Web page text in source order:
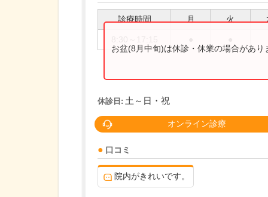
診療時間 月 火
お盆(8月中旬)は休診・休業の場合があ
休診日: 土～日・祝
オンライン診療
口コミ
院内がきれいです。